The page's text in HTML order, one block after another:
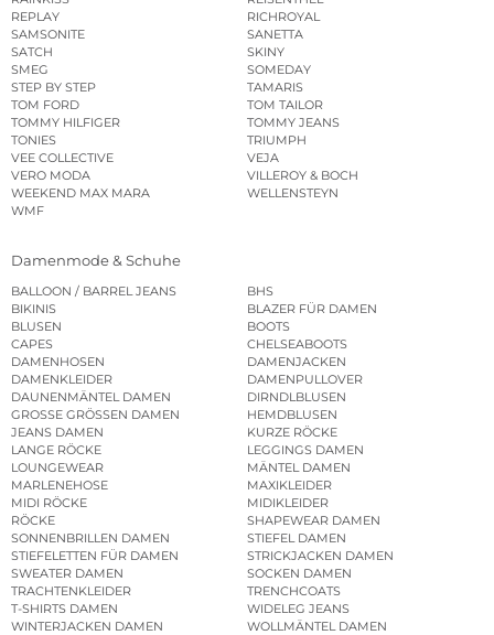
REPLAY
RICHROYAL
SAMSONITE
SANETTA
SATCH
SKINY
SMEG
SOMEDAY
STEP BY STEP
TAMARIS
TOM FORD
TOM TAILOR
TOMMY HILFIGER
TOMMY JEANS
TONIES
TRIUMPH
VEE COLLECTIVE
VEJA
VERO MODA
VILLEROY & BOCH
WEEKEND MAX MARA
WELLENSTEYN
WMF
Damenmode & Schuhe
BALLOON / BARREL JEANS
BHS
BIKINIS
BLAZER FÜR DAMEN
BLUSEN
BOOTS
CAPES
CHELSEABOOTS
DAMENHOSEN
DAMENJACKEN
DAMENKLEIDER
DAMENPULLOVER
DAUNENMÄNTEL DAMEN
DIRNDLBLUSEN
GROSSE GRÖSSEN DAMEN
HEMDBLUSEN
JEANS DAMEN
KURZE RÖCKE
LANGE RÖCKE
LEGGINGS DAMEN
LOUNGEWEAR
MÄNTEL DAMEN
MARLENEHOSE
MAXIKLEIDER
MIDI RÖCKE
MIDIKLEIDER
RÖCKE
SHAPEWEAR DAMEN
SONNENBRILLEN DAMEN
STIEFEL DAMEN
STIEFELETTEN FÜR DAMEN
STRICKJACKEN DAMEN
SWEATER DAMEN
SOCKEN DAMEN
TRACHTENKLEIDER
TRENCHCOATS
T-SHIRTS DAMEN
WIDELEG JEANS
WINTERJACKEN DAMEN
WOLLMÄNTEL DAMEN